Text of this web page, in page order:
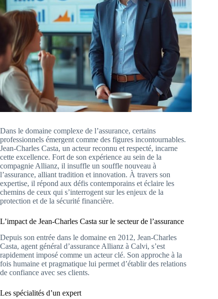
Dans le domaine complexe de l’assurance, certains
professionnels émergent comme des figures incontournables.
Jean-Charles Casta, un acteur reconnu et respecté, incarne
cette excellence. Fort de son expérience au sein de la
compagnie Allianz, il insuffle un souffle nouveau à
l’assurance, alliant tradition et innovation. À travers son
expertise, il répond aux défis contemporains et éclaire les
chemins de ceux qui s’interrogent sur les enjeux de la
protection et de la sécurité financière.
L’impact de Jean-Charles Casta sur le secteur de l’assurance
Depuis son entrée dans le domaine en 2012, Jean-Charles
Casta, agent général d’assurance Allianz à Calvi, s’est
rapidement imposé comme un acteur clé. Son approche à la
fois humaine et pragmatique lui permet d’établir des relations
de confiance avec ses clients.
Les spécialités d’un expert